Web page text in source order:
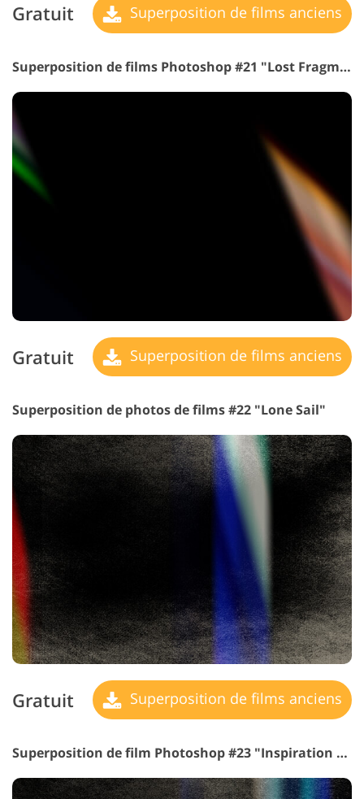
Gratuit Superposition de films anciens
Superposition de films Photoshop #21 "Lost Fragments"
Gratuit Superposition de films anciens
Superposition de photos de films #22 "Lone Sail"
Gratuit Superposition de films anciens
Superposition de film Photoshop #23 "Inspiration générale de "